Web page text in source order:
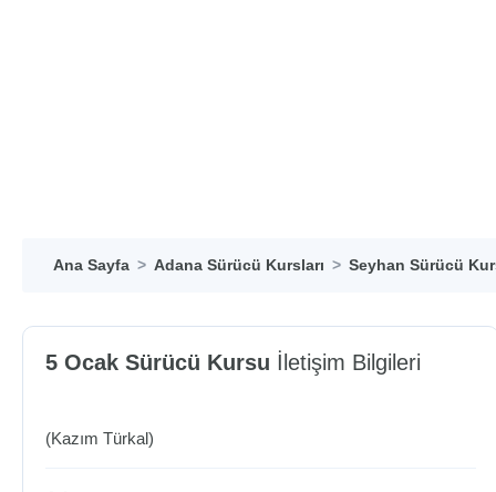
Ana Sayfa Adana Sürücü Kursları Seyhan Sürücü
5 Ocak Sürücü Kursu İletişim Bilgileri
(Kazım Türkal)